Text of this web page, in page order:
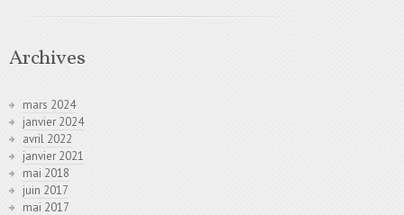
Archives
mars 2024
janvier 2024
avril 2022
janvier 2021
mai 2018
juin 2017
mai 2017